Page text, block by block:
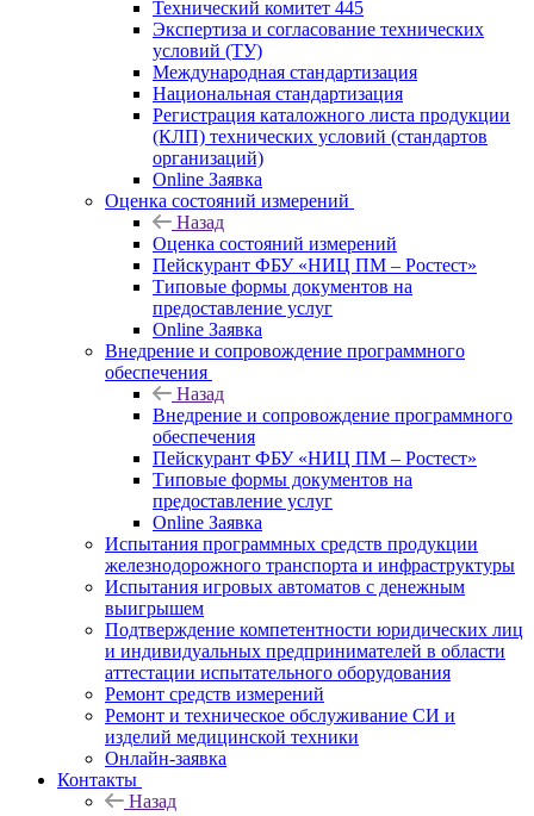
Технический комитет 445
Экспертиза и согласование технических
условий (ТУ)
Международная стандартизация
Национальная стандартизация
Регистрация каталожного листа продукции
(КЛП) технических условий (стандартов
организаций)
Online Заявка
Оценка состояний измерений
Назад
Оценка состояний измерений
Пейскурант ФБУ «НИЦ ПМ – Ростест»
Типовые формы документов на
предоставление услуг
Online Заявка
Внедрение и сопровождение программного
обеспечения
Назад
Внедрение и сопровождение программного
обеспечения
Пейскурант ФБУ «НИЦ ПМ – Ростест»
Типовые формы документов на
предоставление услуг
Online Заявка
Испытания программных средств продукции
железнодорожного транспорта и инфраструктуры
Испытания игровых автоматов с денежным
выигрышем
Подтверждение компетентности юридических лиц
и индивидуальных предпринимателей в области
аттестации испытательного оборудования
Ремонт средств измерений
Ремонт и техническое обслуживание СИ и
изделий медицинской техники
Онлайн-заявка
Контакты
Назад